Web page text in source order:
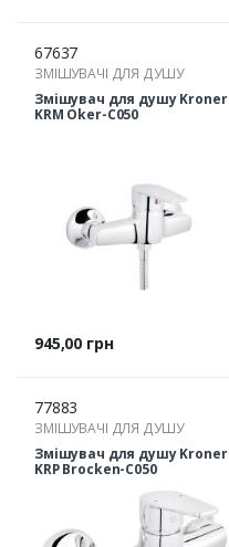
67637
ЗМІШУВАЧІ ДЛЯ ДУШУ
Змішувач для душу Kroner
KRM Oker-C050
Ціна
945,00 грн
77883
ЗМІШУВАЧІ ДЛЯ ДУШУ
Змішувач для душу Kroner
KRP Brocken-C050